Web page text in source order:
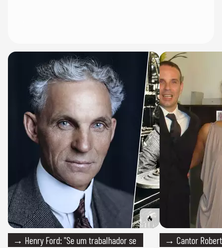
→ Henry Ford: "Se um trabalhador se
→ Cantor